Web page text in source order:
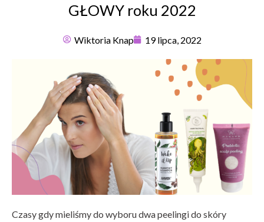
GŁOWY roku 2022
Wiktoria Knap 19 lipca, 2022
Czasy gdy mieliśmy do wyboru dwa peelingi do skóry